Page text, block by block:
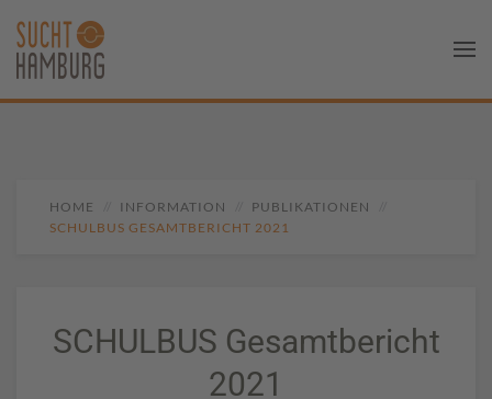
HOME INFORMATION
PUBLIKATIONEN
SCHULBUS GESAMTBERICHT 2021
SCHULBUS Gesamtbericht
2021